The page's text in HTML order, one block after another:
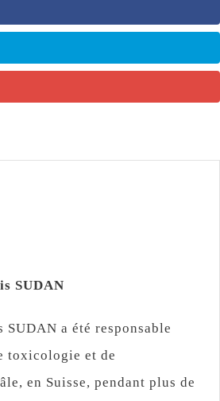
SUDAN
SUDAN a été responsable
toxicologie et de
en Suisse, pendant plus de